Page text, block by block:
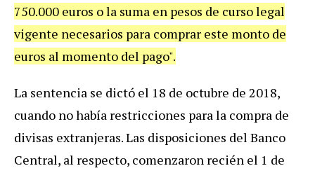
750.000 euros o la suma en pesos de curso legal
vigente necesarios para comprar este monto de
euros al momento del pago".
La sentencia se dictó el 18 de octubre de 2018,
cuando no había restricciones para la compra de
divisas extranjeras. Las disposiciones del Banco
Central, al respecto, comenzaron recién el 1 de